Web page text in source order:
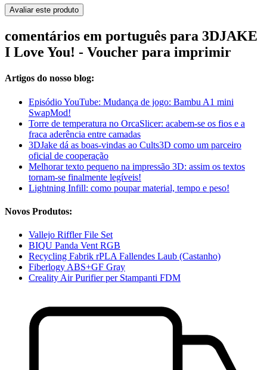
Avaliar este produto
comentários em português para 3DJAKE
I Love You! - Voucher para imprimir
Artigos do nosso blog:
Episódio YouTube: Mudança de jogo: Bambu A1 mini
SwapMod!
Torre de temperatura no OrcaSlicer: acabem-se os fios e a
fraca aderência entre camadas
3DJake dá as boas-vindas ao Cults3D como um parceiro
oficial de cooperação
Melhorar texto pequeno na impressão 3D: assim os textos
tornam-se finalmente legíveis!
Lightning Infill: como poupar material, tempo e peso!
Novos Produtos:
Vallejo Riffler File Set
BIQU Panda Vent RGB
Recycling Fabrik rPLA Fallendes Laub (Castanho)
Fiberlogy ABS+GF Gray
Creality Air Purifier per Stampanti FDM